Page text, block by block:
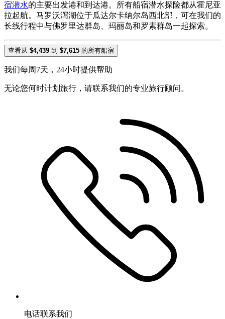
宿潜水的主要出发港和到达港。所有船宿潜水探险都从霍尼亚
拉起航。马罗沃泻湖位于瓜达尔卡纳尔岛西北部，可在我们的
长线行程中与佛罗里达群岛、玛丽岛和罗素群岛一起探索。
查看从 $4,439 到 $7,615 的所有船宿
我们每周7天，24小时提供帮助
无论您何时计划旅行，请联系我们的专业旅行顾问。
电话联系我们